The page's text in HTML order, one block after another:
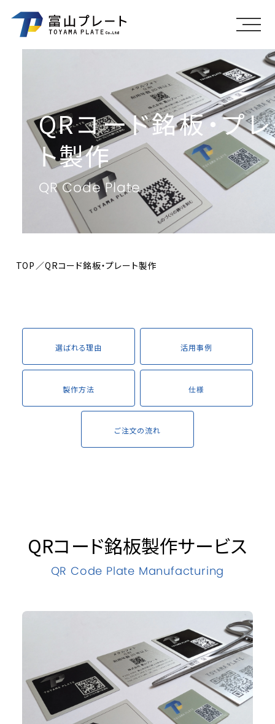
メニ
QRコード銘板・プ
ト製作
QR Code Plate
TOP QRコード銘板・プレート製作
選ばれる理由 活用事例
製作方法 仕様
ご注文の流れ
QRコード銘板製作サービス
QR Code Plate Manufacturing